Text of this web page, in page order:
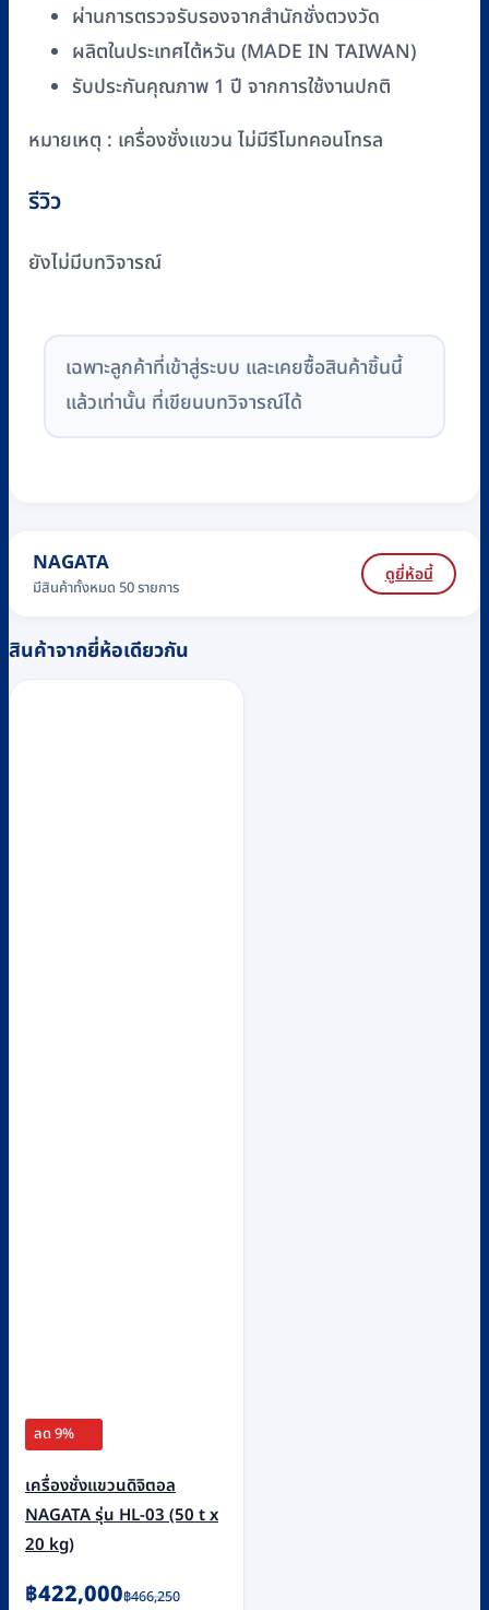
ผ่านการตรวจรับรองจากสำนักชั่งตวงวัด
ผลิตในประเทศไต้หวัน (MADE IN TAIWAN)
รับประกันคุณภาพ 1 ปี จากการใช้งานปกติ
หมายเหตุ : เครื่องชั่งแขวน ไม่มีรีโมทคอนโทรล
รีวิว
ยังไม่มีบทวิจารณ์
เฉพาะลูกค้าที่เข้าสู่ระบบ และเคยซื้อสินค้าชิ้นนี้
แล้วเท่านั้น ที่เขียนบทวิจารณ์ได้
NAGATA
มีสินค้าทั้งหมด 50 รายการ
ดูยี่ห้อนี้
สินค้าจากยี่ห้อเดียวกัน
ลด 9%
เครื่องชั่งแขวนดิจิตอล
NAGATA รุ่น HL-03 (50 t x
20 kg)
฿466,250
Original
฿422,000
Current